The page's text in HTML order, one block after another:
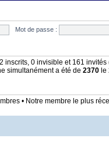
Mot de passe :
inscrits, 0 invisible et 161
simultanément a été de 2370
• Notre membre le plus